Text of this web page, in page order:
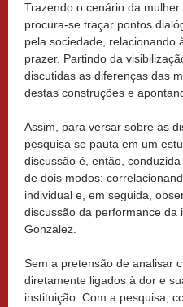
Trazendo o cenário da
procura-se traçar pontos
pela sociedade, relacionando
prazer. Partindo da
discutidas as diferenças das
destas construções e
Assim, para versar sobre as
pesquisa se pauta em um
discussão é, então,
de dois modos:
individual e, em seguida,
discussão da performance da
Gonzalez.
Sem a pretensão de analisar
diretamente ligados à dor e
instituição. Com a pesquisa,